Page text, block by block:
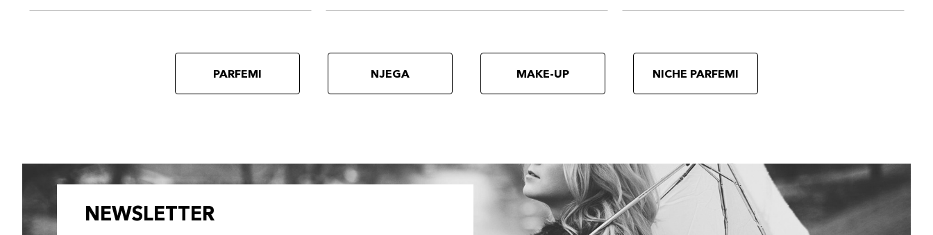
PARFEMI NJEGA MAKE-UP NICHE PARFEMI
NEWSLETTER